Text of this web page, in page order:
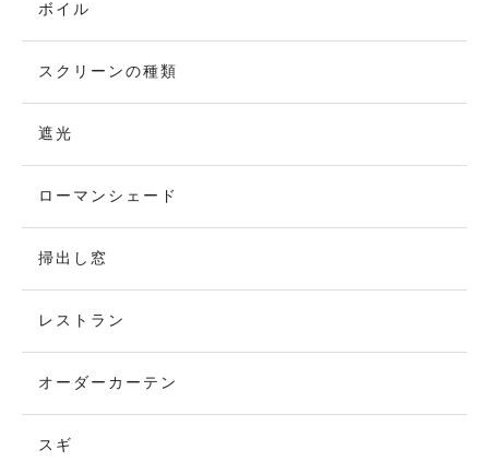
ボイル
スクリーンの種類
遮光
ローマンシェード
掃出し窓
レストラン
オーダーカーテン
スギ